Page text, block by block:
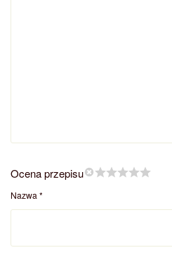
Ocena przepisu
Nazwa *